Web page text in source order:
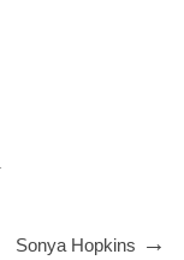
Sonya Hopkins